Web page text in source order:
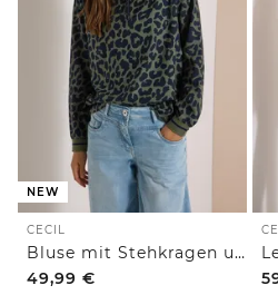
NEW
CECIL
Bluse mit Stehkragen und Zipper
49,99 €